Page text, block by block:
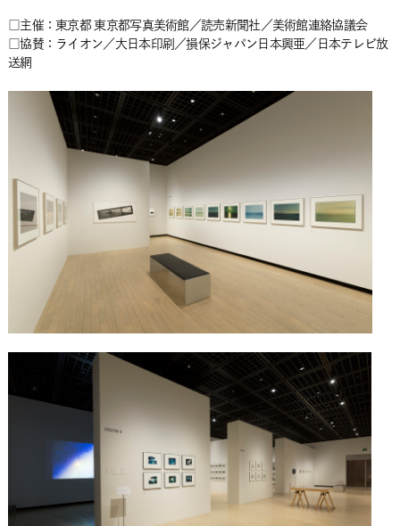
□主催：東京都 東京都写真美術館／読売新聞社／美術館連絡協議会
□協賛：ライオン／大日本印刷／損保ジャパン日本興亜／日本テレビ放
送網